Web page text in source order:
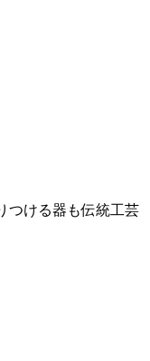
つける器も伝統工芸